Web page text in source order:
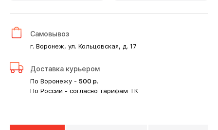
Самовывоз
г. Воронеж, ул. Кольцовская, д. 17
Доставка курьером
По Воронежу - 500 р.
По России - согласно тарифам ТК